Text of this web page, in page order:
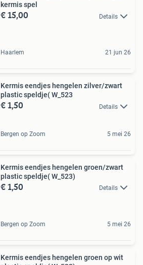
kermis spel
€ 15,00 Details
Haarlem 21 jun 26
Kermis eendjes hengelen zilver/zwart
plastic speldje( W_523
€ 1,50 Details
Bergen op Zoom 5 mei 26
Kermis eendjes hengelen groen/zwart
plastic speldje( W_523)
€ 1,50 Details
Bergen op Zoom 5 mei 26
Kermis eendjes hengelen groen op wit